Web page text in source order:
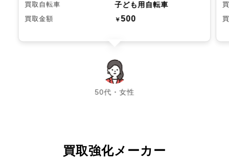
買取自転車 子ども用自転車
買取金額 ￥500
50代・女性
chevron_left chevron_right
買取強化メーカー